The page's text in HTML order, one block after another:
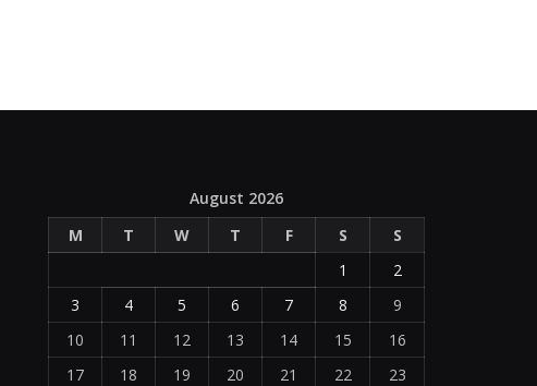
August 2026
M
T W T F S
S
1
2
3
4 5 6 7 8
9
10
11 12 13 14 15
16
17
18 19 20 21 22
23